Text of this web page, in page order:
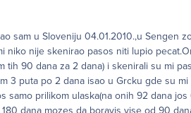
sam u Sloveniju 04.01.2010.,u Sengen
niko nije skenirao pasos niti lupio
tih 90 dana za 2 dana) i skenirali su mi
3 puta po 2 dana isao u Grcku gde su
samo prilikom ulaska(na onih 92 dana
dana mozes da boravis vise od 90